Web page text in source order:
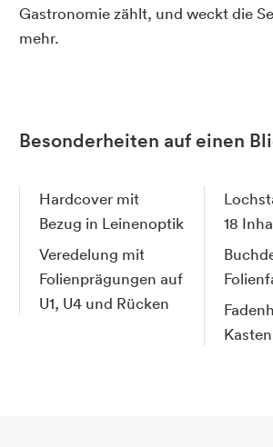
Gastronomie zählt, und weckt die
mehr.
Besonderheiten auf einen
Hardcover mit
Bezug in Leinenoptik
Veredelung mit
Folienprägungen auf
U1, U4 und Rücken
18